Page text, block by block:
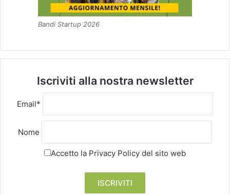
Bandi Startup 2026
Iscriviti alla nostra newsletter
Email*
Nome
Accetto la Privacy Policy del sito web